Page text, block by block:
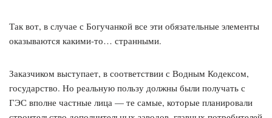
Так вот, в случае с Богучанкой все эти обязательные элементы
оказываются какими-то… странными.
Заказчиком выступает, в соответствии с Водным Кодексом,
государство. Но реальную пользу должны были получать с
ГЭС вполне частные лица — те самые, которые планировали